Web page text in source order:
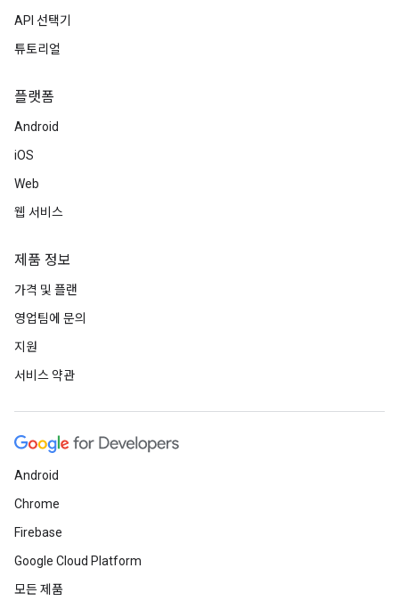
API 선택기
튜토리얼
플랫폼
Android
iOS
Web
웹 서비스
제품 정보
가격 및 플랜
영업팀에 문의
지원
서비스 약관
Android
Chrome
Firebase
Google Cloud Platform
모든 제품